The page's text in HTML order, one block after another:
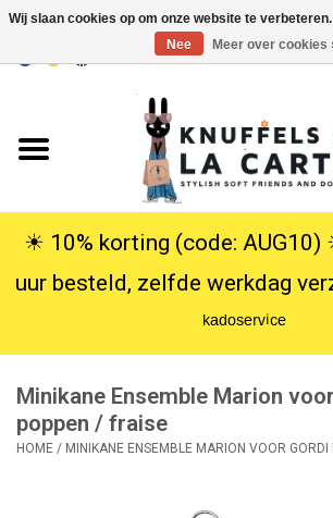
USD
Knuffels
Poppen
SALE
Cadeauservice
☀︎ 10% korting (code: AUG10)
uur besteld, zelfde werkdag
ᵏᵃᵈᵒˢᵉʳᵛⁱᶜᵉ
Minikane Ensemble Marion
poppen / fraise
HOME / MINIKANE ENSEMBLE MARION VOOR GORDI
Wij slaan cookies op om onze website te
Nee
Meer over cookies